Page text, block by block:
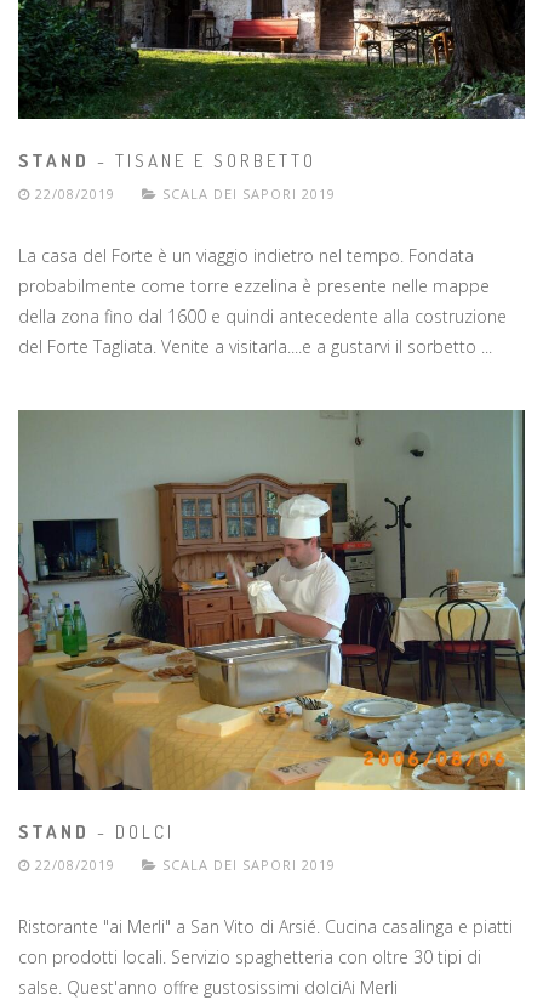
STAND - TISANE E SORBETTO
22/08/2019 SCALA DEI SAPORI 2019
La casa del Forte è un viaggio indietro nel tempo. Fondata
probabilmente come torre ezzelina è presente nelle mappe
della zona fino dal 1600 e quindi antecedente alla costruzione
del Forte Tagliata. Venite a visitarla....e a gustarvi il sorbetto ...
STAND - DOLCI
22/08/2019 SCALA DEI SAPORI 2019
Ristorante "ai Merli" a San Vito di Arsié. Cucina casalinga e piatti
con prodotti locali. Servizio spaghetteria con oltre 30 tipi di
salse. Quest'anno offre gustosissimi dolciAi Merli